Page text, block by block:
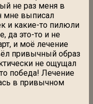
не раз меня в
мне выписал
и какие-то пилюли
да это-то и не
и моё лечение
привычный образ
не ощущал
победа! Лечение
в привычном